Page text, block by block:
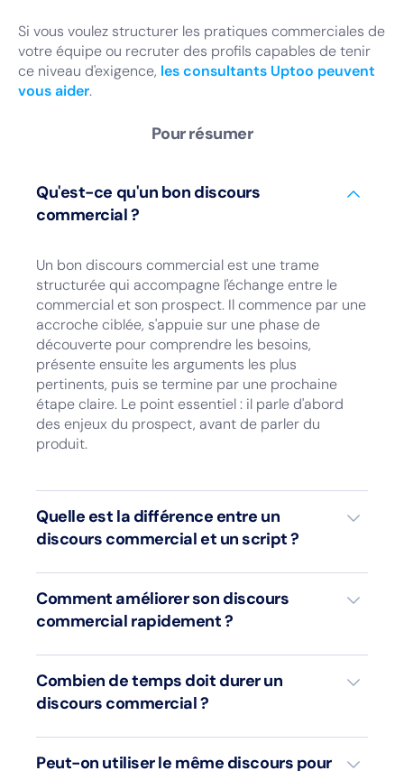
Si vous voulez structurer les pratiques commerciales de
votre équipe ou recruter des profils capables de tenir
ce niveau d'exigence, les consultants Uptoo peuvent
vous aider.
Pour résumer
Qu'est-ce qu'un bon discours
commercial ?
Un bon discours commercial est une trame
structurée qui accompagne l'échange entre le
commercial et son prospect. Il commence par une
accroche ciblée, s'appuie sur une phase de
découverte pour comprendre les besoins,
présente ensuite les arguments les plus
pertinents, puis se termine par une prochaine
étape claire. Le point essentiel : il parle d'abord
des enjeux du prospect, avant de parler du
produit.
Quelle est la différence entre un
discours commercial et un script ?
Un script correspond à une formulation préparée
presque mot pour mot, souvent utilisée pour les
appels à froid. Le discours commercial est plus
Le discours s'adapte à la conversation, tandis que
le script sert plutôt de point de départ.
Comment améliorer son discours
commercial rapidement ?
La méthode la plus efficace reste la pratique
régulière et ciblée : jeux de rôle avec un manager
ou un collègue, réécoute d'appels enregistrés,
Combien de temps doit durer un
discours commercial ?
Tout dépend du contexte. Un cold call efficace
Peut-on utiliser le même discours pour